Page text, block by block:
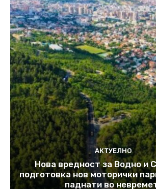
АКТУЕЛНО
Нова вредност за Водно и
подготовка нов моторички
паднати во